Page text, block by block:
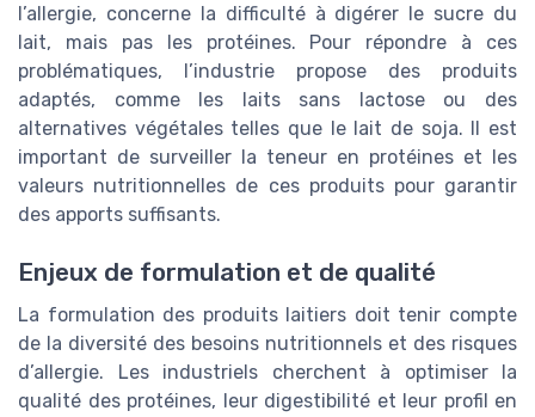
l’allergie, concerne la difficulté à digérer le sucre du
lait, mais pas les protéines. Pour répondre à ces
problématiques, l’industrie propose des produits
adaptés, comme les laits sans lactose ou des
alternatives végétales telles que le lait de soja. Il est
important de surveiller la teneur en protéines et les
valeurs nutritionnelles de ces produits pour garantir
des apports suffisants.
Enjeux de formulation et de qualité
La formulation des produits laitiers doit tenir compte
de la diversité des besoins nutritionnels et des risques
d’allergie. Les industriels cherchent à optimiser la
qualité des protéines, leur digestibilité et leur profil en